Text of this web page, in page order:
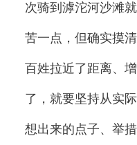
次骑到滹沱河沙滩
苦一点，但确实摸
百姓拉近了距离、
了，就要坚持从实
想出来的点子、举